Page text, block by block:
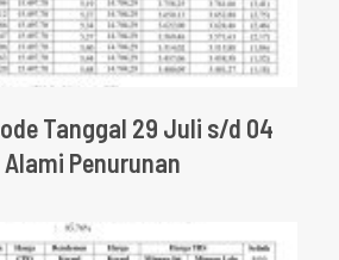
Tanggal 29 Juli s/d 04
Penurunan